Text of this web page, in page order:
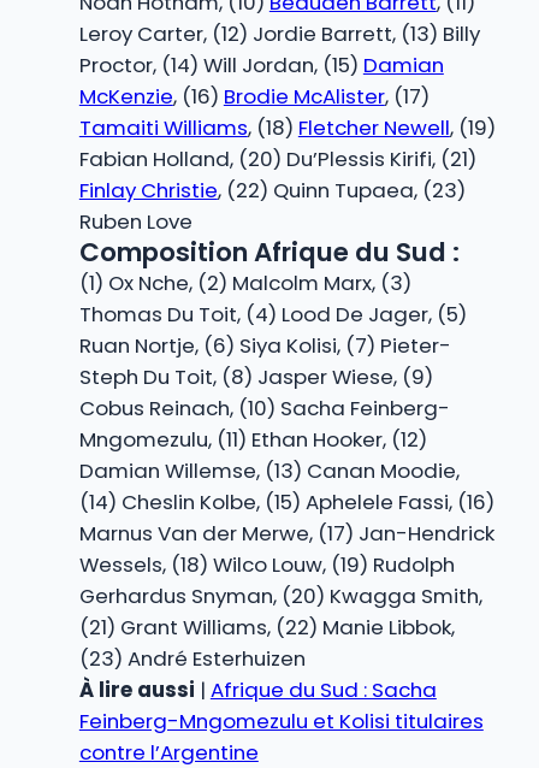
Leroy Carter, (12) Jordie Barrett, (13) Billy
Proctor, (14) Will Jordan, (15) Damian
McKenzie, (16) Brodie McAlister, (17)
Tamaiti Williams, (18) Fletcher Newell, (19)
Fabian Holland, (20) Du’Plessis Kirifi, (21)
Finlay Christie, (22) Quinn Tupaea, (23)
Ruben Love
Composition Afrique du Sud :
(1) Ox Nche, (2) Malcolm Marx, (3)
Thomas Du Toit, (4) Lood De Jager, (5)
Ruan Nortje, (6) Siya Kolisi, (7) Pieter-
Steph Du Toit, (8) Jasper Wiese, (9)
Cobus Reinach, (10) Sacha Feinberg-
Mngomezulu, (11) Ethan Hooker, (12)
Damian Willemse, (13) Canan Moodie,
(14) Cheslin Kolbe, (15) Aphelele Fassi, (16)
Marnus Van der Merwe, (17) Jan-Hendrick
Wessels, (18) Wilco Louw, (19) Rudolph
Gerhardus Snyman, (20) Kwagga Smith,
(21) Grant Williams, (22) Manie Libbok,
(23) André Esterhuizen
À lire aussi | Afrique du Sud : Sacha
Feinberg-Mngomezulu et Kolisi titulaires
contre l’Argentine